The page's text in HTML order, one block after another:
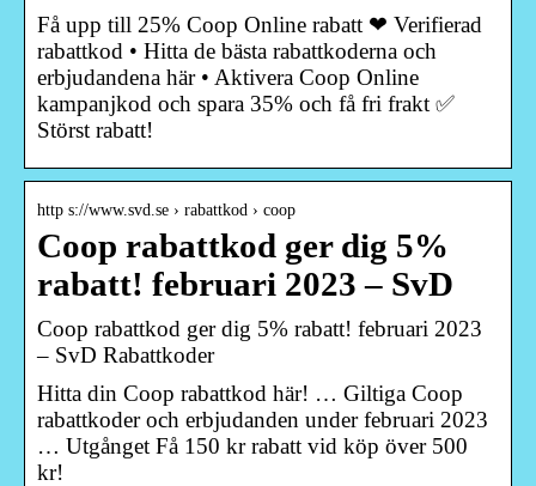
Få upp till 25% Coop Online rabatt ❤ Verifierad
rabattkod • Hitta de bästa rabattkoderna och
erbjudandena här • Aktivera Coop Online
kampanjkod och spara 35% och få fri frakt ✅
Störst rabatt!
http s://www.svd.se › rabattkod › coop
Coop rabattkod ger dig 5%
rabatt! februari 2023 – SvD
Coop rabattkod ger dig 5% rabatt! februari 2023
– SvD Rabattkoder
Hitta din Coop rabattkod här! … Giltiga Coop
rabattkoder och erbjudanden under februari 2023
… Utgånget Få 150 kr rabatt vid köp över 500
kr!